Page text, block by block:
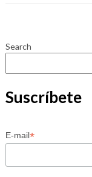
Search
Suscríbete
E-mail*